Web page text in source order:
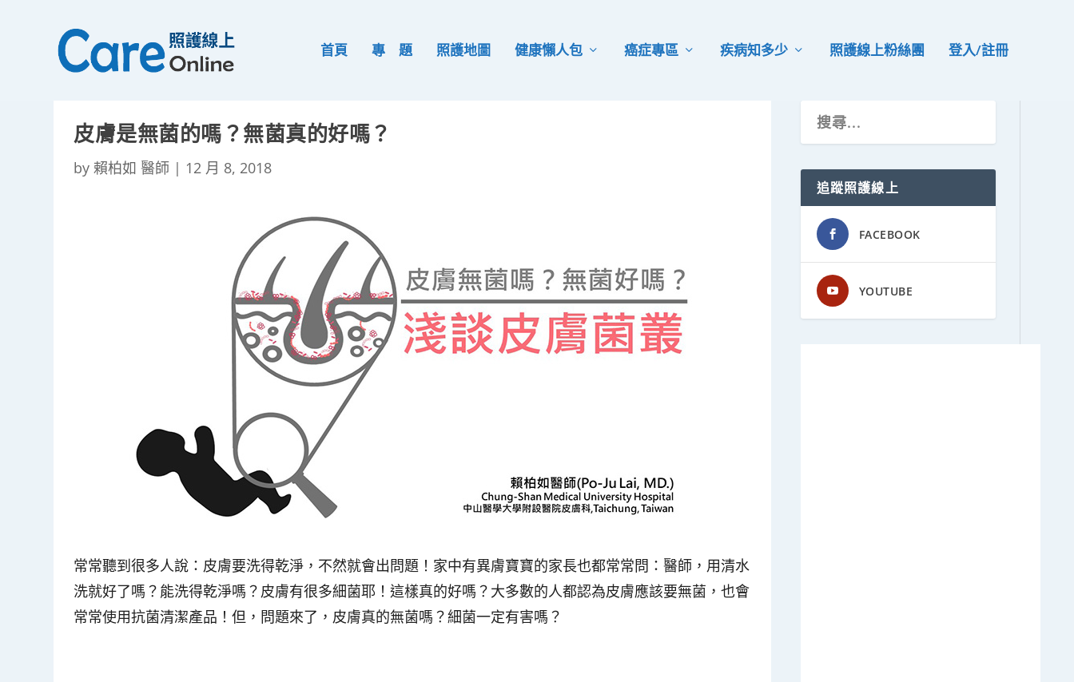
首頁 專 題 照護地圖 健康懶人包 癌症專區 疾病知多少 照護線上粉絲團 登入/註冊
皮膚是無菌的嗎？無菌真的好嗎？
by賴柏如 醫師 | 12 月 8, 2018
常常聽到很多人說：皮膚要洗得乾淨，不然就會出問題！家中有異膚寶寶的家長也都常常問：醫師，用清水
洗就好了嗎？能洗得乾淨嗎？皮膚有很多細菌耶！這樣真的好嗎？大多數的人都認為皮膚應該要無菌，也會
常常使用抗菌清潔產品！但，問題來了，皮膚真的無菌嗎？細菌一定有害嗎？
追蹤照護線上
FACEBOOK
YOUTUBE